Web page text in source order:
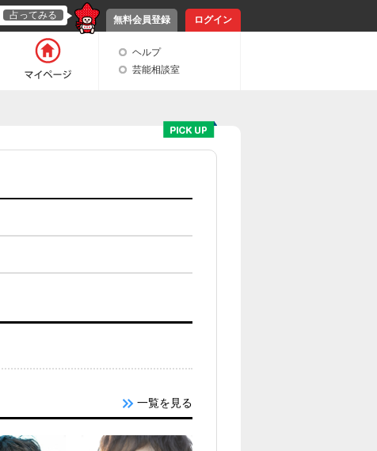
無料会員登録 ログイン
占ってみる
ヘルプ
芸能相談室
一覧を見る